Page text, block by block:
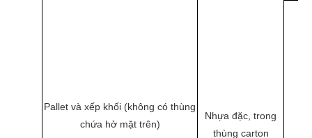
Pallet và xếp khối (không có thùng
chứa hở mặt trên)
Nhựa đặc, trong
thùng carton